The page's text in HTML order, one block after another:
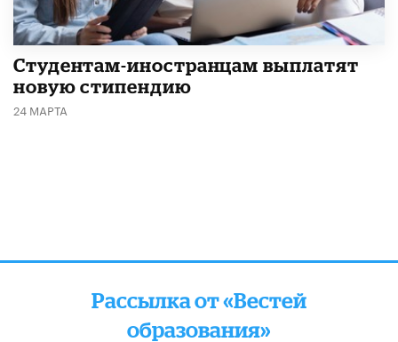
Студентам-иностранцам выплатят
новую стипендию
24 МАРТА
Рассылка от «Вестей
образования»